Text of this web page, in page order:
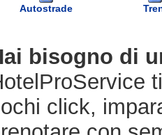
Autostrade
bisogno di
click,